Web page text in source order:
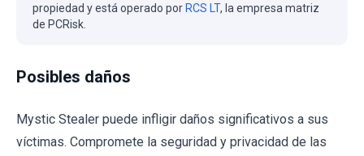
propiedad y está operado por RCS LT, la empresa matriz
de PCRisk.
Posibles daños
Mystic Stealer puede infligir daños significativos a sus
víctimas. Compromete la seguridad y privacidad de las